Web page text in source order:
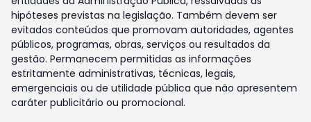
hipóteses previstas na legislação. Também devem ser
evitados conteúdos que promovam autoridades, agentes
públicos, programas, obras, serviços ou resultados da
gestão. Permanecem permitidas as informações
estritamente administrativas, técnicas, legais,
emergenciais ou de utilidade pública que não apresentem
caráter publicitário ou promocional.